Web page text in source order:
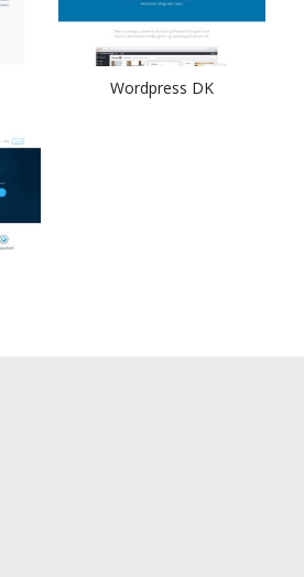
Wordpress DK